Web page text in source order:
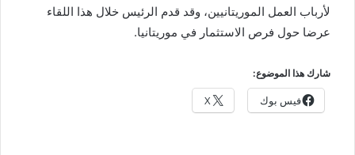
لأرباب العمل الموريتانيين، وقد قدم الرئيس خلال هذا اللقاء
عرضا حول فرص الاستثمار في موريتانيا.
شارك هذا الموضوع:
فيس بوك X